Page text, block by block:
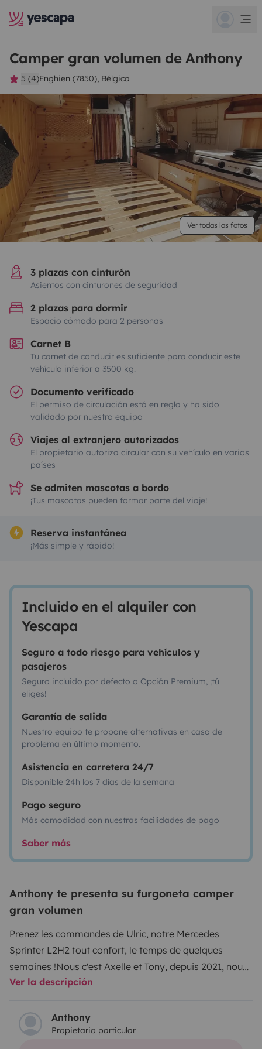
Camper gran volumen de Anthony
5 (4)Enghien (7850), Bélgica
Ver todas las fotos
3 plazas con cinturón
Asientos con cinturones de seguridad
2 plazas para dormir
Espacio cómodo para 2 personas
Carnet B
Tu carnet de conducir es suficiente para conducir este
vehículo inferior a 3500 kg.
Documento verificado
El permiso de circulación está en regla y ha sido
validado por nuestro equipo
Viajes al extranjero autorizados
El propietario autoriza circular con su vehículo en varios
países
Se admiten mascotas a bordo
¡Tus mascotas pueden formar parte del viaje!
Reserva instantánea
¡Más simple y rápido!
Incluido en el alquiler con
Yescapa
Seguro a todo riesgo para vehículos y
pasajeros
Seguro incluido por defecto o Opción Premium, ¡tú
eliges!
Garantía de salida
Nuestro equipo te propone alternativas en caso de
problema en último momento.
Asistencia en carretera 24/7
Disponible 24h los 7 días de la semana
Pago seguro
Más comodidad con nuestras facilidades de pago
Saber más
Anthony te presenta su furgoneta camper
gran volumen
Prenez les commandes de Ulric, notre Mercedes
Sprinter L2H2 tout confort, le temps de quelques
semaines !Nous c'est Axelle et Tony, depuis 2021, nous
avons quitté nos boulots respectifs afin d'aménager un
chien. Depuis 3 ans, nous avons parcouru plus de
40.000 km à bord de notre fourgon, Ulric de son petit
Ver la descripción
Anthony
Propietario particular